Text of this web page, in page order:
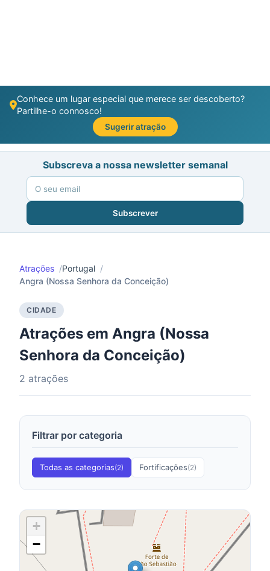
Conhece um lugar especial que merece ser descoberto?
Partilhe-o connosco!
Sugerir atração
Subscreva a nossa newsletter semanal
Subscrever
Atrações
Portugal
Angra (Nossa Senhora da Conceição)
CIDADE
Atrações em Angra (Nossa
Senhora da Conceição)
2 atrações
Filtrar por categoria
Todas as categorias(2) Fortificações(2)
+
−